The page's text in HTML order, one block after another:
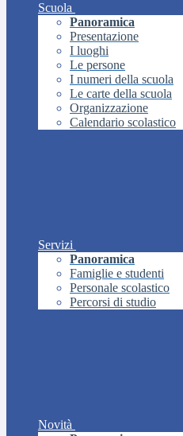
Scuola
Panoramica
Presentazione
I luoghi
Le persone
I numeri della scuola
Le carte della scuola
Organizzazione
Calendario scolastico
Servizi
Panoramica
Famiglie e studenti
Personale scolastico
Percorsi di studio
Novità